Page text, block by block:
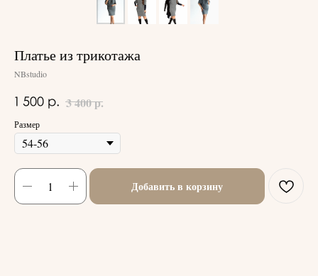
Платье из трикотажа
NBstudio
1 500 р. 3 400р.
Размер
Добавить в корзину